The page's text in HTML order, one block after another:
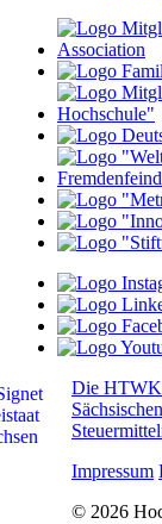
Die HTWK
Impressum
© 2026